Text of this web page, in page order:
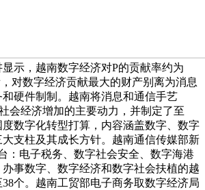
示，越南数字经济对P的贡献率约为
对数字经济贡献最大的财产别离为消息
硬件制制。越南将消息和通信手艺
会经济增加的主要动力，并制定了至
度数字化转型打算，内容涵盖数字、数字
支柱及其成长方针。越南通信传媒部新
：电子税务、数字社会安全、数字海港
事数字、数字经济和数字社会扶植的越
个。越南工贸部电子商务取数字经济局